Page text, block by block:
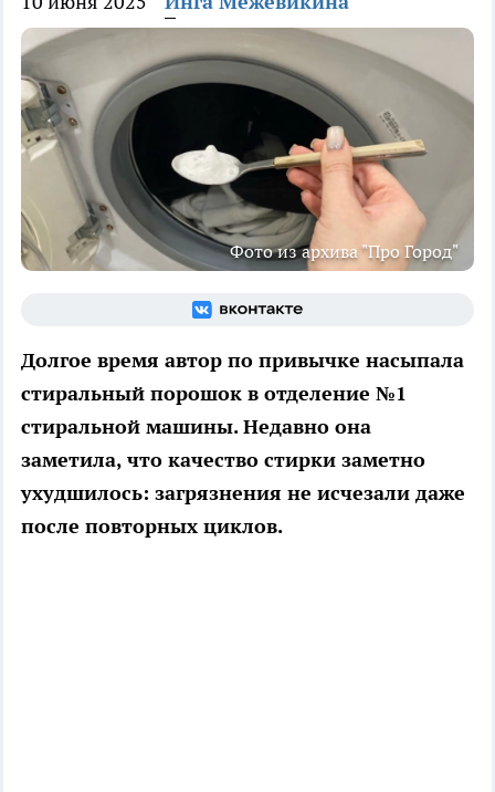
Фото из архива "Про Город"
Долгое время автор по привычке насыпала
стиральный порошок в отделение №1
стиральной машины. Недавно она
заметила, что качество стирки заметно
ухудшилось: загрязнения не исчезали даже
после повторных циклов.